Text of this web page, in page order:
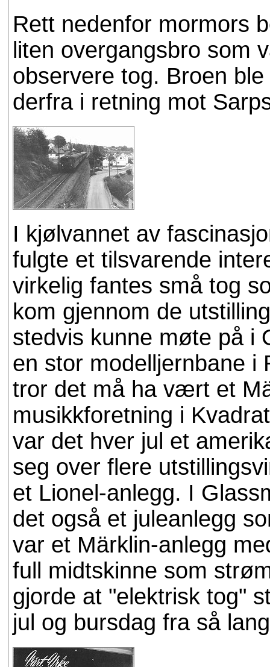
Rett nedenfor mormors
liten overgangsbro som
observere tog. Broen
derfra i retning mot
I kjølvannet av
fulgte et tilsvarende
virkelig fantes små tog
kom gjennom de
stedvis kunne møte på i
en stor modelljernbane i
tror det må ha vært et
musikkforetning i
var det hver jul et
seg over flere
et Lionel-anlegg. I
det også et juleanlegg
var et Märklin-anlegg
full midtskinne som
gjorde at "elektrisk tog"
jul og bursdag fra så